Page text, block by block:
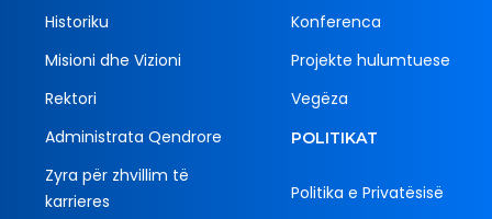
Historiku
Misioni dhe Vizioni
Rektori
Administrata Qendrore
Zyra për zhvillim të
karrieres
Konferenca
Projekte hulumtuese
Vegëza
POLITIKAT
Politika e Privatësisë